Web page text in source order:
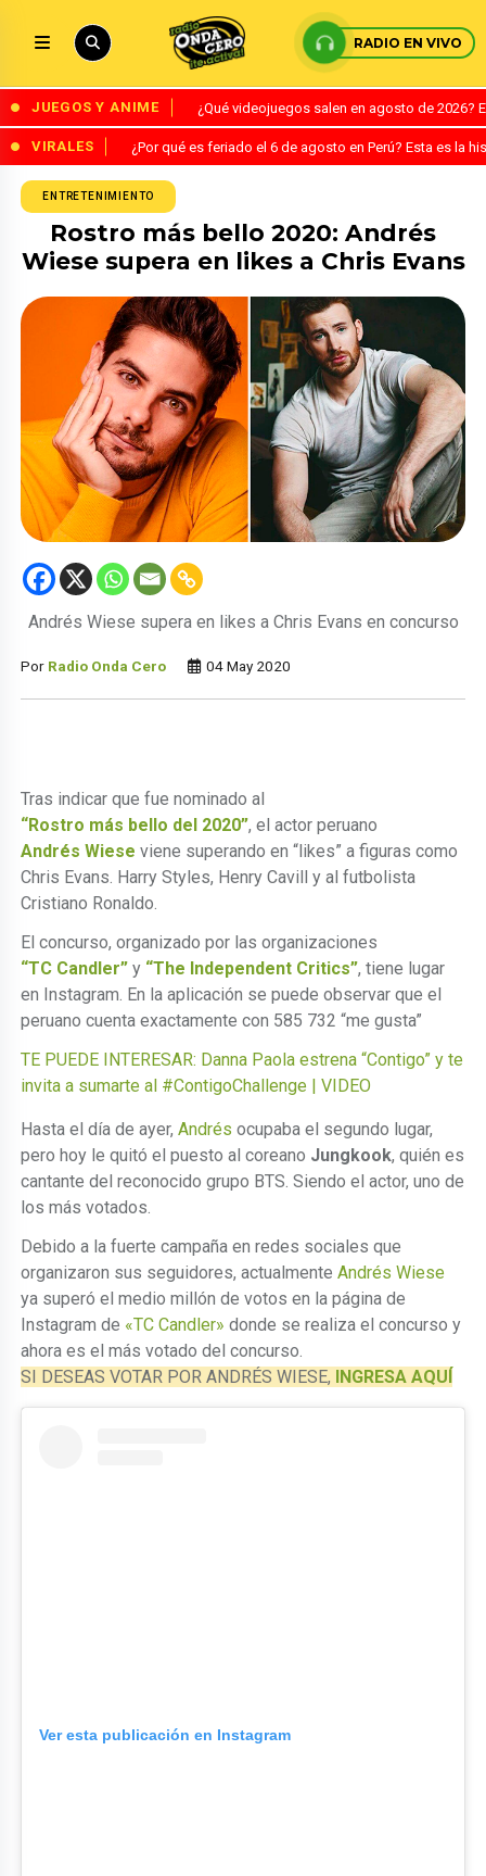
RADIO EN VIVO
JUEGOS Y ANIME ¿Qué videojuegos salen en agosto de
VIRALES ¿Por qué es feriado el 6 de agosto en Perú? Esta es la
ENTRETENIMIENTO
Rostro más bello 2020: Andrés
Wiese supera en likes a Chris Evans
Andrés Wiese supera en likes a Chris Evans en concurso
Por Radio Onda Cero 04 May 2020
Tras indicar que fue nominado al
“Rostro más bello del 2020”, el actor peruano
Andrés Wiese viene superando en “likes” a figuras como
Chris Evans. Harry Styles, Henry Cavill y al futbolista
Cristiano Ronaldo.
El concurso, organizado por las organizaciones
“TC Candler” y “The Independent Critics”, tiene lugar
en Instagram. En la aplicación se puede observar que el
peruano cuenta exactamente con 585 732 “me gusta”
TE PUEDE INTERESAR: Danna Paola estrena “Contigo” y te
invita a sumarte al #ContigoChallenge | VIDEO
Hasta el día de ayer,Andrés ocupaba el segundo lugar,
pero hoy le quitó el puesto al coreano Jungkook, quién es
cantante del reconocido grupo BTS. Siendo el actor, uno de
los más votados.
Debido a la fuerte campaña en redes sociales que
organizaron sus seguidores, actualmenteAndrés Wiese
ya superó el medio millón de votos en la página de
Instagram de «TC Candler» donde se realiza el concurso y
ahora es el más votado del concurso.
SI DESEAS VOTAR POR ANDRÉS WIESE, INGRESA AQUÍ
Ver esta publicación en Instagram